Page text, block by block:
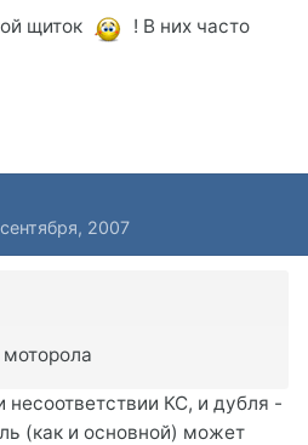
щиток
! В них часто
2007
несоответствии КС, и дубля -
(как и основной) может